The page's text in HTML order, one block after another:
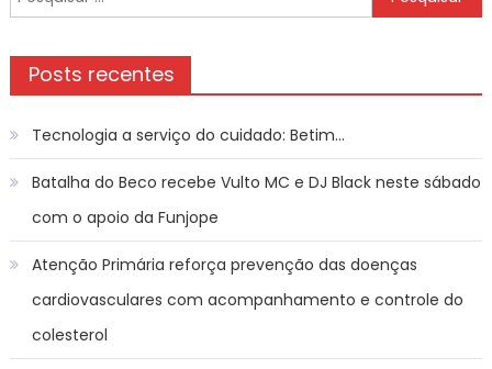
por:
Posts recentes
Tecnologia a serviço do cuidado: Betim…
Batalha do Beco recebe Vulto MC e DJ Black neste sábado
com o apoio da Funjope
Atenção Primária reforça prevenção das doenças
cardiovasculares com acompanhamento e controle do
colesterol